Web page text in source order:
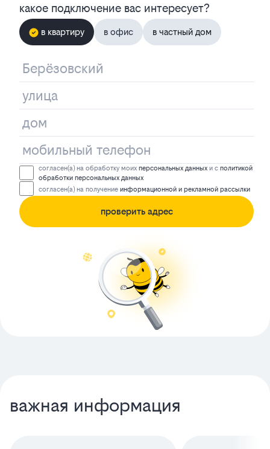
какое подключение вас интересует?
в квартиру в офис в частный дом
согласен(а) на обработку моих персональных данных и с политикой
обработки персональных данных
согласен(а) на получение информационной и рекламной рассылки
проверить адрес
важная информация